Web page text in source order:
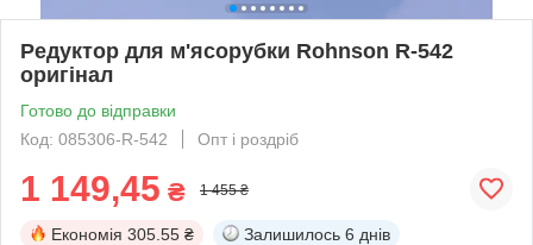
Редуктор для м'ясорубки Rohnson R-542
оригінал
Готово до відправки
Код: 085306-R-542
Опт і роздріб
1 149,45 ₴ 1 455 ₴
Економія 305.55 ₴ Залишилось 6 днів